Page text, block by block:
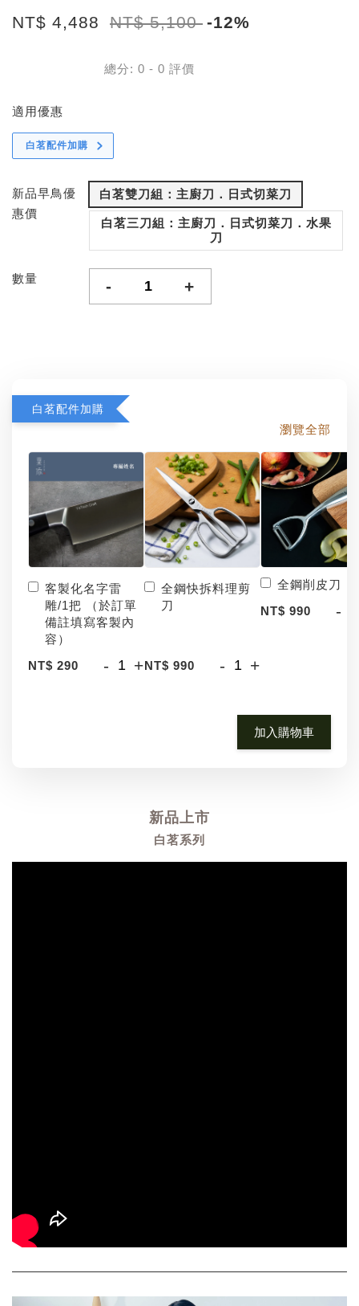
NT$ 4,488 NT$ 5,100 -12%
總分: 0 - 0 評價
適用優惠
白茗配件加購
新品早鳥優
惠價
白茗雙刀組：主廚刀．日式切菜刀
白茗三刀組：主廚刀．日式切菜刀．水果
刀
數量 - +
白茗配件加購
瀏覽全部
客製化名字雷
雕/1把 （於訂單
備註填寫客製內
容）
NT$ 290
- +
全鋼快拆料理剪
刀
NT$ 990 - +
全鋼削皮刀
NT$ 990
-
加入購物車
新品上市
白茗系列